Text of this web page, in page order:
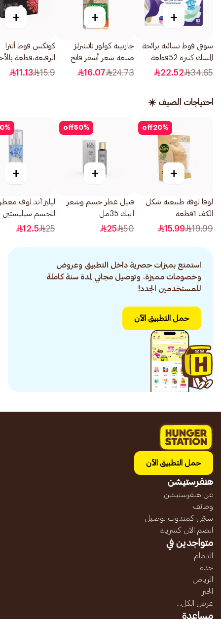
+
سوفي فوط نسائية برائحة
المسك كبيرة 52قطعة
34.65
22.52
+
جارنييه كولور ناتشرلز
صبغة شعر أشقر فاتح
رمادي رقم 8.1 1قطعة
24.73
16.07
+
كوتكس فوط ألترا
الرفيعة،قطعة
بحجم سوبر، 8قطعة
15.9
11.13
احتياجات الصيف ☀️
20%
off
+
لوفا لوفة طبيعية شكل
الكف 1قطعة
19.99
15.99
50%
off
+
فييل عطر جسم وشعر
ايبك 35مل
50
25
%
+
ليليز آند لوف
للجسم سيليستين 100مل
25
12.5
استمتع بميزات حصرية داخل التطبيق وعروض
وخصومات مميزة. وتوصيل مجاني لمدة سنة كاملة
للمستخدمين الجدد!
حمل التطبيق الآن
حمل التطبيق الآن
هنقرستيشن
عن هنقرستيشن
وظائف
سجّل كمندوب توصيل
انضم الآن كشريك
متواجدين في
الدمام
جده
الرياض
الخبر
عرض الكل...
مساعدة